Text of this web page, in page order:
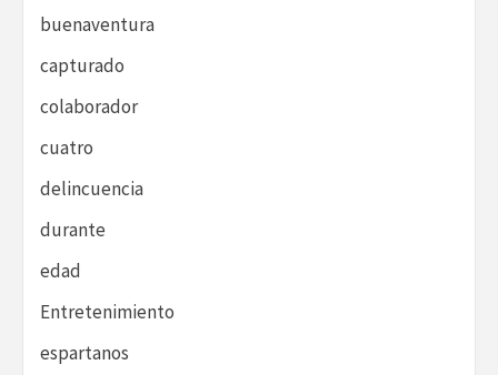
buenaventura
capturado
colaborador
cuatro
delincuencia
durante
edad
Entretenimiento
espartanos